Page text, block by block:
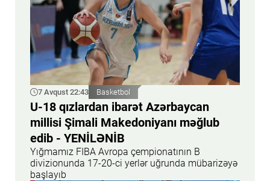
7 Avqust 22:43 Basketbol
U-18 qızlardan ibarət Azərbaycan
millisi Şimali Makedoniyanı məğlub
edib - YENİLƏNİB
Yığmamız FIBA Avropa çempionatının B
divizionunda 17-20-ci yerlər uğrunda mübarizəyə
başlayıb